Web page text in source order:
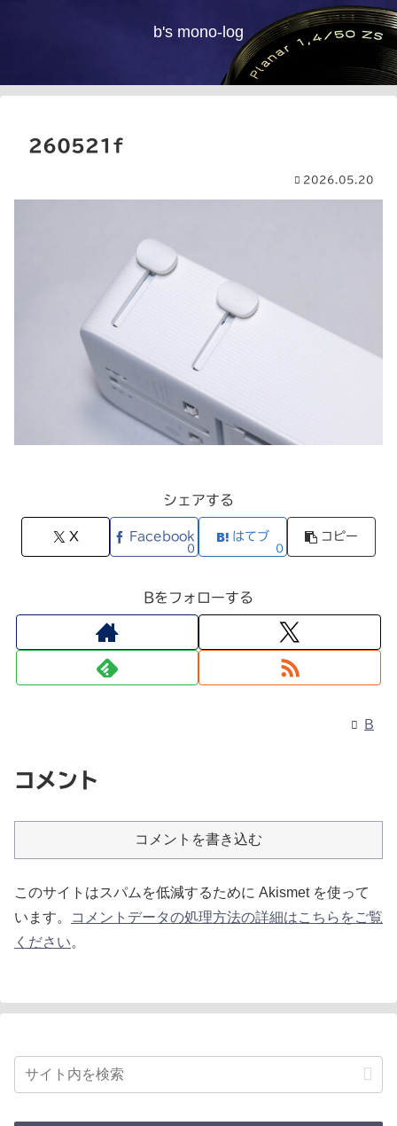
b's mono-log
260521f
2026.05.20
シェアする
X Facebook
0
はてブ
0
コピー
Bをフォローする
B
コメント
コメントを書き込む
このサイトはスパムを低減するために Akismet を使って
います。
コメントデータの処理方法の詳細はこちらをご覧
ください。